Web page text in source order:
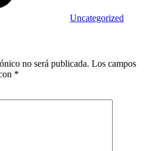
Uncategorized
no será publicada. Los campos
*